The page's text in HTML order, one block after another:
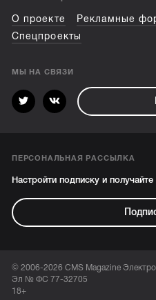
О проекте Рекламные
Спецпроекты
МЫ НА СВЯЗИ
ПЕРСОНАЛЬНАЯ РАССЫЛКА
Настройти подписку и
© 2006-2026 CMS Magazine
Эл № ФС 77-32705
18+